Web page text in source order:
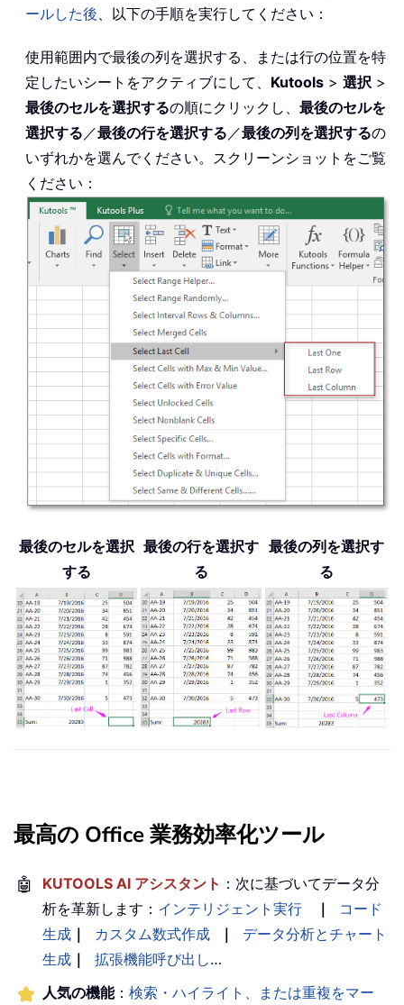
ールした後、以下の手順を実行してください：
使用範囲内で最後の列を選択する、または行の位置を特
定したいシートをアクティブにして、 Kutools > 選択 >
最後のセルを選択するの順にクリックし、 最後のセルを
選択する ／最後の行を選択する ／最後の列を選択するの
いずれかを選んでください。スクリーンショットをご覧
ください：
最後のセルを選択
する
最後の行を選択す
る
最後の列を選択す
る
最高の Office 業務効率化ツール
🤖 KUTOOLS AI アシスタント ：次に基づいてデータ分
析を革新します： インテリジェント実行 ｜
コード
生成 ｜ カスタム数式作成 ｜
データ分析とチャート
生成 ｜ 拡張機能呼び出し…
人気の機能： 検索・ハイライト、または重複をマー